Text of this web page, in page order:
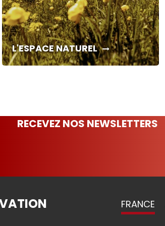
L'ESPACE NATUREL
RECEVEZ NOS NEWSLETTERS
FRANCE